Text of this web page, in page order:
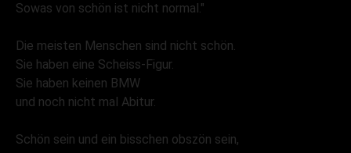
Sowas von schön ist nicht normal."
Die meisten Menschen sind nicht schön.
Sie haben eine Scheiss-Figur.
Sie haben keinen BMW
und noch nicht mal Abitur.
Schön sein und ein bisschen obszön sein,